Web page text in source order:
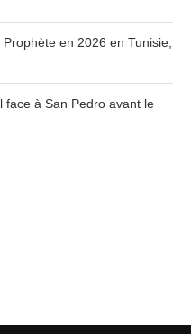
en 2026 en Tunisie,
face à San Pedro avant le